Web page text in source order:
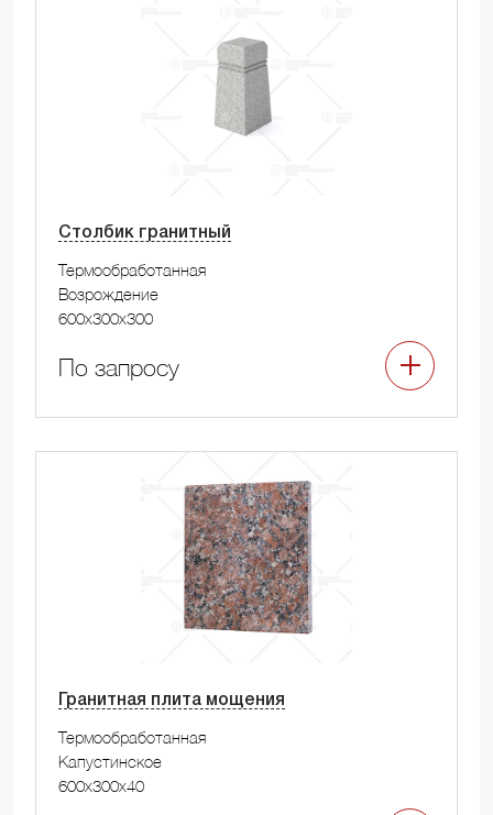
Столбик гранитный
Термообработанная
Возрождение
600x300x300
По запросу
Гранитная плита мощения
Термообработанная
Капустинское
600x300x40